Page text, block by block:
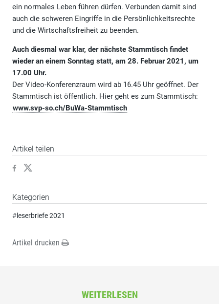
ein normales Leben führen dürfen. Verbunden damit sind
auch die schweren Eingriffe in die Persönlichkeitsrechte
und die Wirtschaftsfreiheit zu beenden.
Auch diesmal war klar, der nächste Stammtisch findet
wieder an einem Sonntag statt, am 28. Februar 2021, um
17.00 Uhr.
Der Video-Konferenzraum wird ab 16.45 Uhr geöffnet. Der
Stammtisch ist öffentlich. Hier geht es zum Stammtisch:
www.svp-so.ch/BuWa-Stammtisch
Artikel teilen
Kategorien
#leserbriefe 2021
Artikel drucken
WEITERLESEN